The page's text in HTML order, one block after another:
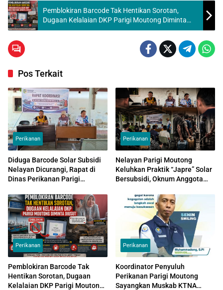
Pemblokiran Barcode Tak Hentikan Sorotan,
Dugaan Kelalaian DKP Parigi Moutong Diminta
Diusut
Pos Terkait
Perikanan
Diduga Barcode Solar Subsidi
Nelayan Dicurangi, Rapat di
Dinas Perikanan Parigi
Praktik “Aspal”
Perikanan
Nelayan Parigi Moutong
Keluhkan Praktik “Japre” Solar
Bersubsidi, Oknum Anggota
Solar Subsidi
Perikanan
Pemblokiran Barcode Tak
Hentikan Sorotan, Dugaan
Kelalaian DKP Parigi Moutong
Perikanan
Koordinator Penyuluh
Perikanan Parigi Moutong
Sayangkan Muskab KTNA